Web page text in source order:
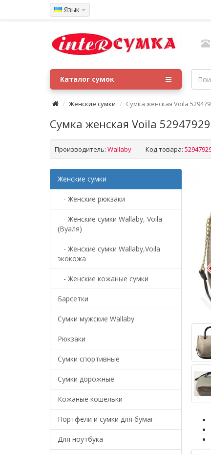
Язык
Каталог сумок
Женские сумки Сумка женская Voila
Сумка женская Voila
Производитель: Wallaby Код товара:
Женские сумки
- Женские рюкзаки
- Женские сумки Wallaby, Voila
(Вуаля)
- Женские сумки Wallaby,Voila
экокожа
- Женские кожаные сумки
Барсетки
Cумки мужские Wallaby
Рюкзаки
Сумки спортивные
Сумки дорожные
Кожаные кошельки
Портфели и сумки для бумаг
Для ноутбука